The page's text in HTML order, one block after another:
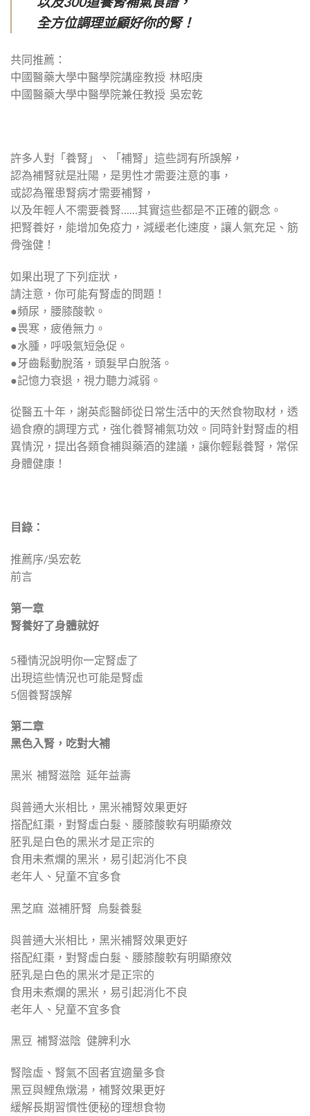
全方位調理並顧好你的腎！
共同推薦：
中國醫藥大學中醫學院講座教授 林昭庚
中國醫藥大學中醫學院兼任教授 吳宏乾
許多人對「養腎」、「補腎」這些詞有所誤解，
認為補腎就是壯陽，是男性才需要注意的事，
或認為罹患腎病才需要補腎，
以及年輕人不需要養腎……其實這些都是不正確的觀念。
把腎養好，能增加免疫力，減緩老化速度，讓人氣充足、筋
骨強健！
如果出現了下列症狀，
請注意，你可能有腎虛的問題！
●頻尿，腰膝酸軟。
●畏寒，疲倦無力。
●水腫，呼吸氣短急促。
●牙齒鬆動脫落，頭髮早白脫落。
●記憶力衰退，視力聽力減弱。
從醫五十年，謝英彪醫師從日常生活中的天然食物取材，透
過食療的調理方式，強化養腎補氣功效。同時針對腎虛的相
異情況，提出各類食補與藥酒的建議，讓你輕鬆養腎，常保
身體健康！
目錄：
推薦序/吳宏乾
前言
第一章
腎養好了身體就好
5種情況說明你一定腎虛了
出現這些情況也可能是腎虛
5個養腎誤解
第二章
黑色入腎，吃對大補
黑米 補腎滋陰 延年益壽
與普通大米相比，黑米補腎效果更好
搭配紅棗，對腎虛白髮、腰膝酸軟有明顯療效
胚乳是白色的黑米才是正宗的
食用未煮爛的黑米，易引起消化不良
老年人、兒童不宜多食
黑芝麻 滋補肝腎 烏髮養髮
與普通大米相比，黑米補腎效果更好
搭配紅棗，對腎虛白髮、腰膝酸軟有明顯療效
胚乳是白色的黑米才是正宗的
食用未煮爛的黑米，易引起消化不良
老年人、兒童不宜多食
黑豆 補腎滋陰 健脾利水
腎陰虛、腎氣不固者宜適量多食
黑豆與鯉魚燉湯，補腎效果更好
緩解長期習慣性便秘的理想食物